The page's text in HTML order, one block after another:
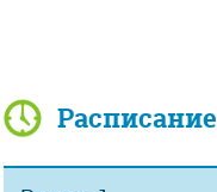
Расписание